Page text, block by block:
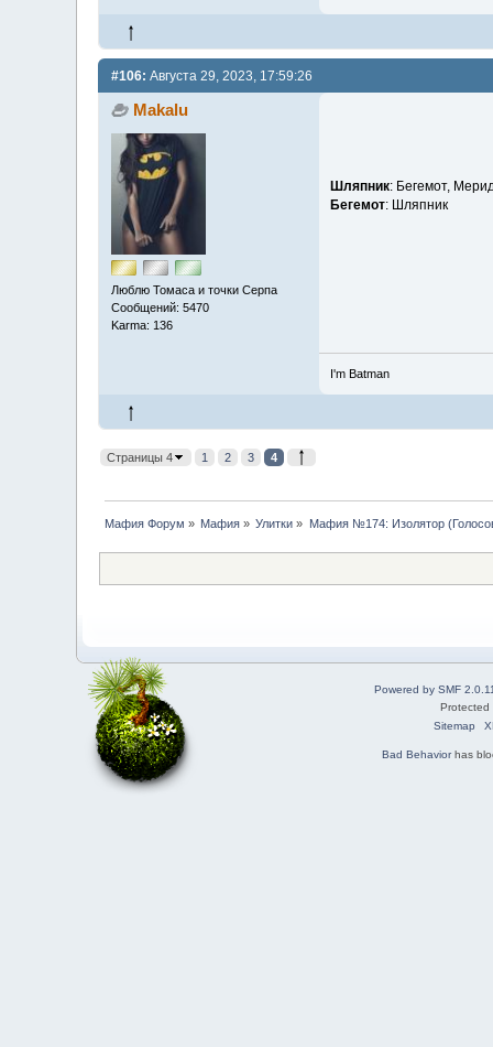
#106: Августа 29, 2023, 17:59:26
Makalu
Люблю Томаса и точки Серпа
Сообщений: 5470
Karma: 136
Шляпник: Бегемот,
Бегемот: Шляпник
I'm Batman
Страницы 4 1 2 3 4
Мафия Форум » Мафия » Улитки » Мафия №174: Изолятор
Powered by SMF
Sitemap
Bad Behaviorhas